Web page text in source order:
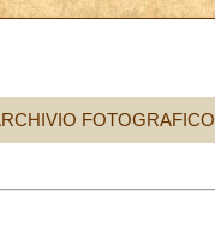
FOTOGRAFICO